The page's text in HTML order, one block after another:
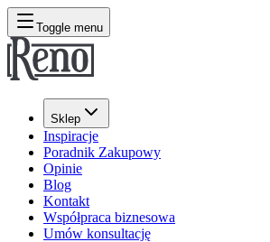
Toggle menu
Sklep
Inspiracje
Poradnik Zakupowy
Opinie
Blog
Kontakt
Współpraca biznesowa
Umów konsultację